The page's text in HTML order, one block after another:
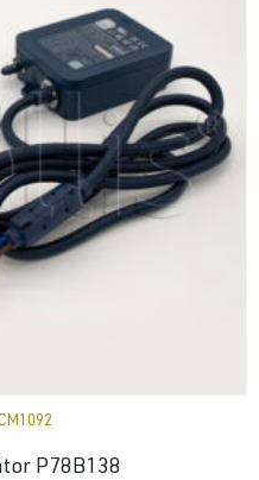
P78B138